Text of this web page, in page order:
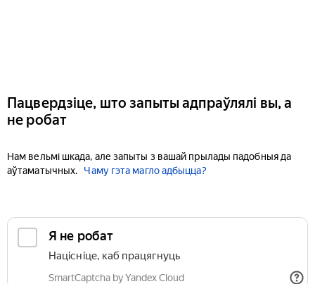
Пацвердзіце, што запыты адпраўлялі вы, а
не робат
Нам вельмі шкада, але запыты з вашай прылады падобныя да
аўтаматычных.
Чаму гэта магло адбыцца?
Я не робат
Націсніце, каб працягнуць
SmartCaptcha by Yandex Cloud